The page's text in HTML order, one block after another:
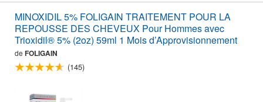
MINOXIDIL 5% FOLIGAIN TRAITEMENT POUR LA
REPOUSSE DES CHEVEUX Pour Hommes avec
Trioxidil® 5% (2oz) 59ml 1 Mois d’Approvisionnement
de FOLIGAIN
(145)